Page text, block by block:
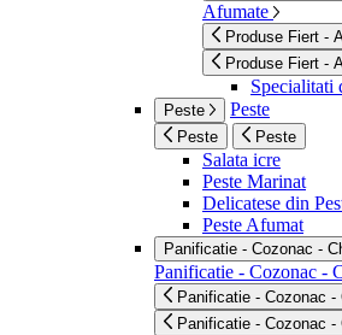
Afumate
Produse Fiert -
Produse Fiert -
Specialitati
Peste Peste
Peste Peste
Salata icre
Peste Marinat
Delicatese din
Peste Afumat
Panificatie - Cozonac -
Panificatie - Cozonac -
Panificatie - Cozonac -
Panificatie - Cozonac -